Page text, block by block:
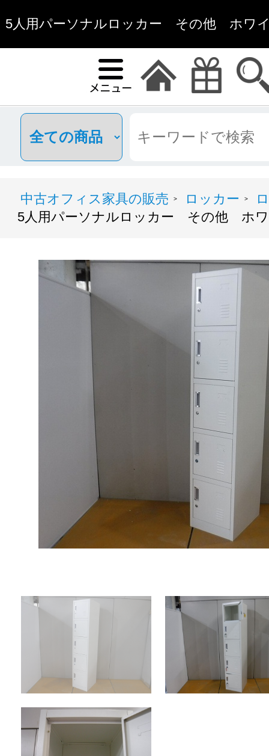
5人用パーソナルロッカー その他 ホワイ
具通販
中古オフィス家具の販売 > ロッカー >
5人用パーソナルロッカー その他 ホワ